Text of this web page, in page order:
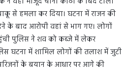
से हमला कर दिया। घटना में राजन की
के बाद आरोपी वहां से भाग गए। लोगों
पुलिस ने शव को कब्जे में लेकर
घटना में शामिल लोगों की तलाश में जुटी
के बयान के आधार पर आगे की